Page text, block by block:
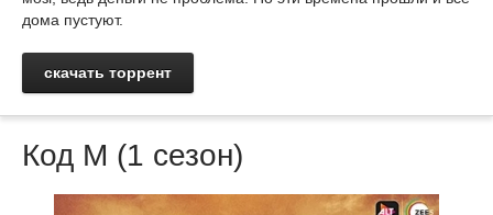
дома пустуют.
скачать торрент
Код М (1 сезон)